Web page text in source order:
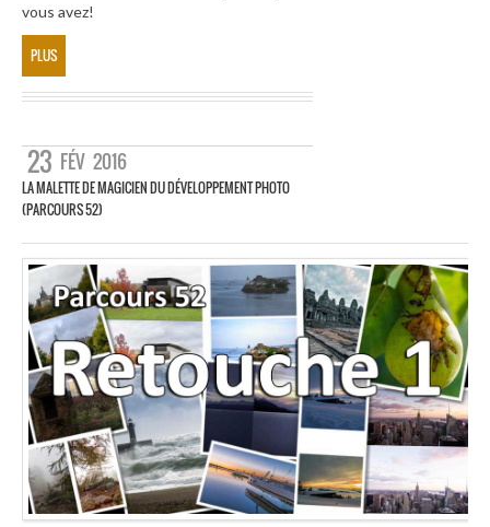
vous avez!
PLUS
23 FÉV 2016
LA MALETTE DE MAGICIEN DU DÉVELOPPEMENT PHOTO
(PARCOURS 52)